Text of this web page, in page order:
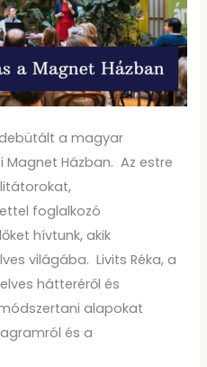
debütált a magyar
Házban. Az estre
foglalkozó
hívtunk, akik
világába. Livits Réka, a
hátteréről és
alapokat
és a